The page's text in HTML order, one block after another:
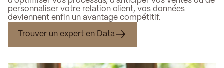
personnaliser votre relation client, vos données
deviennent enfin un avantage compétitif.
Trouver un expert en Data